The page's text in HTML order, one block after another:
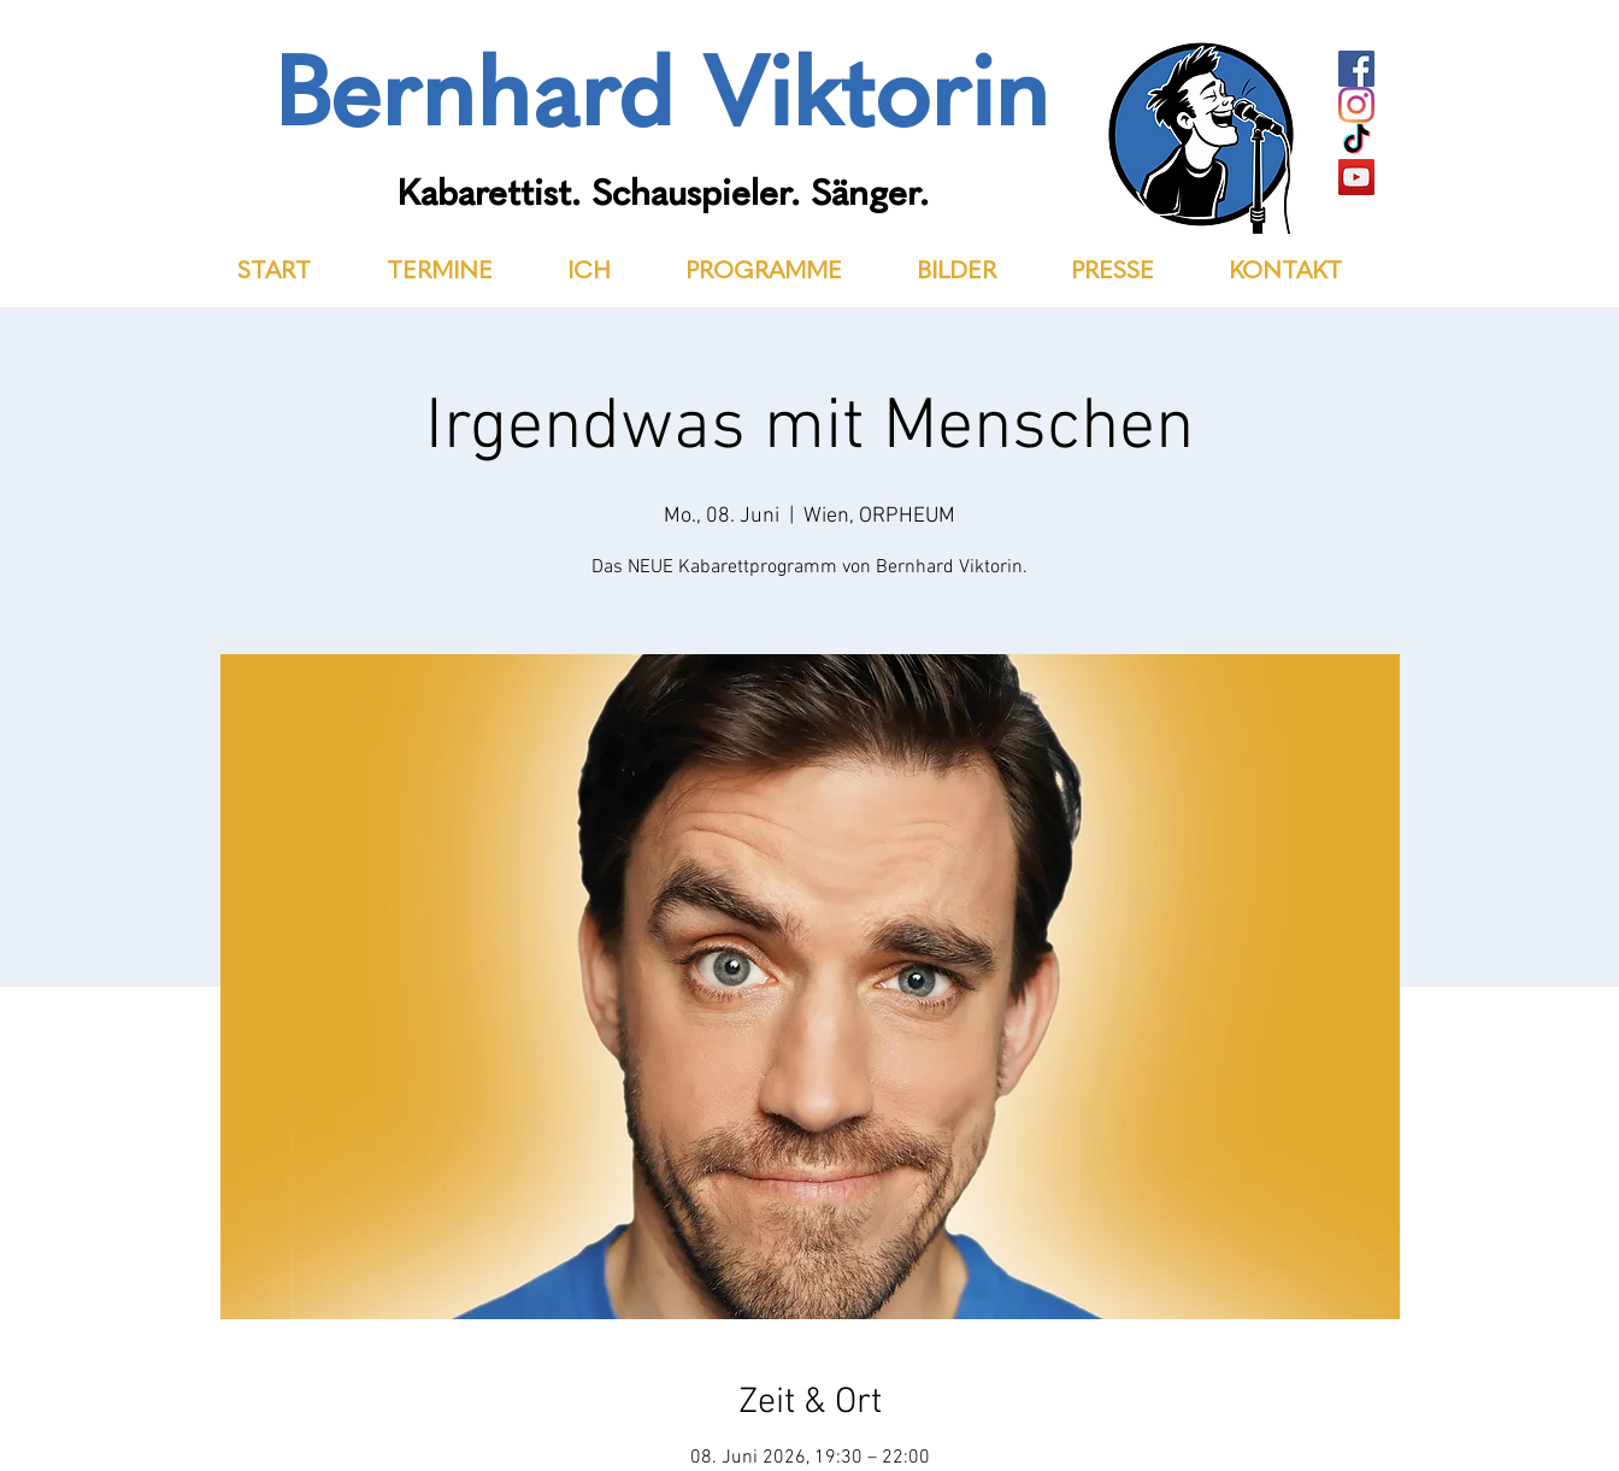
Bernhard Viktorin
Kabarettist. Schauspieler. Sänger.
START TERMINE ICH PROGRAMME BILDER PRESSE KONTAKT
Irgendwas mit Menschen
Mo., 08. Juni Wien, ORPHEUM
Das NEUE Kabarettprogramm von Bernhard Viktorin.
Zeit & Ort
08. Juni 2026, 19:30 – 22:00